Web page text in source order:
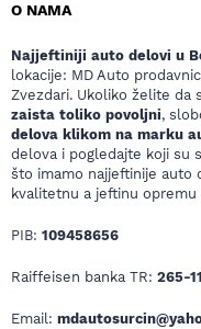
O NAMA
Najjeftiniji auto delovi u
lokacije: MD Auto
Zvezdari. Ukoliko želite da
zaista toliko povoljni,
delova klikom na marku
delova i pogledajte koji su
što imamo najjeftinije auto
kvalitetnu a jeftinu opremu
PIB: 109458656
Raiffeisen banka TR: 265-
Email: